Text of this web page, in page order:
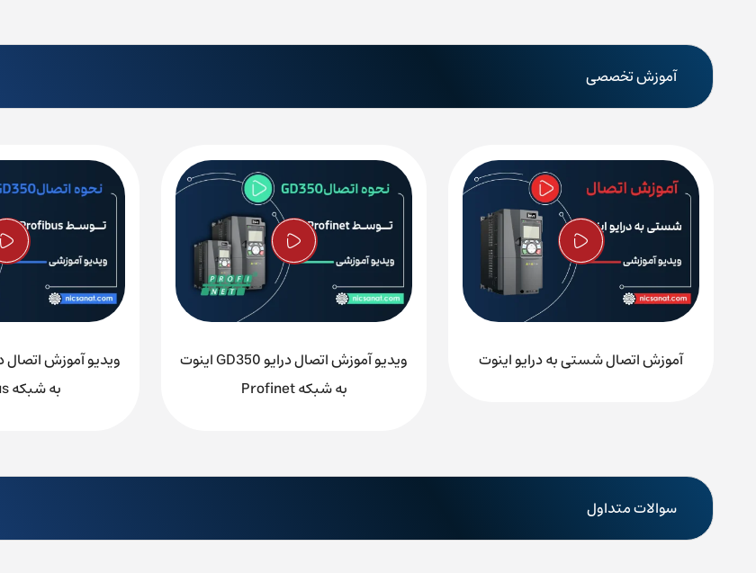
آموزش تخصصی
آموزش اتصال شستی به درایو اینوت
ویدیو آموزش اتصال درایو GD350 اینوت
به شبکه Profinet
به شبکه Profibus
سوالات متداول